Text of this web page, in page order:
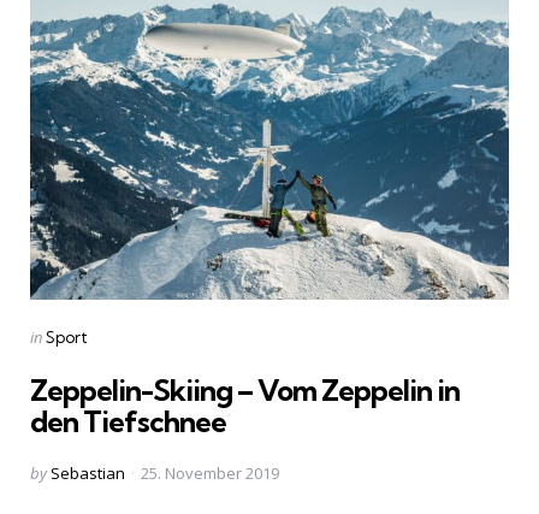
Categories
Posted
inSport
Zeppelin-Skiing – Vom Zeppelin in
den Tiefschnee
Posted
by Sebastian 25. November 2019